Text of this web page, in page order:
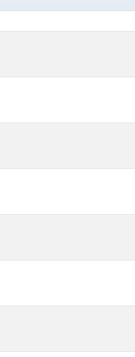
độ rộng xung tiêu chuẩn
tăng độ rộng xung lên
tháo jumper X-1. Điều này
có các hướng dẫn lỗi.